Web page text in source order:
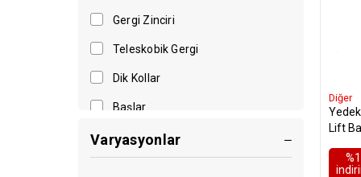
Gergi Zinciri
Teleskobik Gergi
Dik Kollar
Başlar
Çatallar
Varyasyonlar
Diğer
Lift
%1